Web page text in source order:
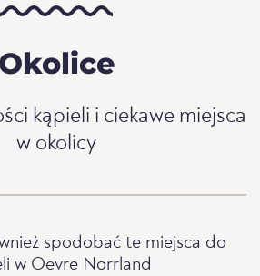
Okolice
kąpieli i ciekawe miejsca
w okolicy
spodobać te miejsca do
w Oevre Norrland